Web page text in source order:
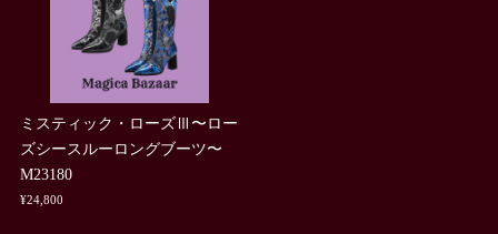
ミスティック・ローズⅢ〜ロー
ズシースルーロングブーツ〜
M23180
¥24,800